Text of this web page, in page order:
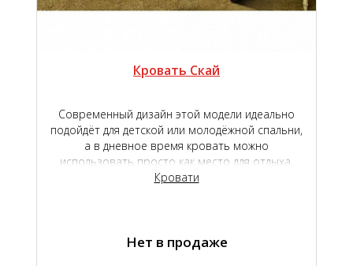
Кровать Скай
Современный дизайн этой модели идеально
подойдёт для детской или молодёжной спальни,
а в дневное время кровать можно
использовать просто как место для отдыха,
дополнив её подушками для обеспечения
Благодаря природной красоте дерева, строгим
Кровати
Нет в продаже